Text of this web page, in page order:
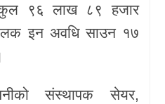
कुल ९६ लाख ८९ हजार
लक इन अवधि साउन १७
संस्थापक सेयर,